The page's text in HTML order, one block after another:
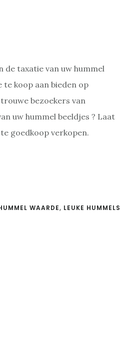
de taxatie van uw hummel
te koop aan bieden op
bezoekers van
uw hummel beeldjes ? Laat
goedkoop verkopen.
WAARDE, LEUKE HUMMELS